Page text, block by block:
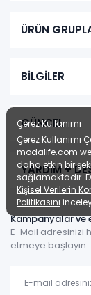
ÜRÜN
BİLGİLER
GÜNCEL
YARDIM +
Kampanyalar ve
E-Mail adresinizi
etmeye başlayın.
Çerez Kullanımı
Çerez Kullanımı
modalife.com
daha etkin bir
sağlamaktadır.
Kişisel Verilerin
Politikasını